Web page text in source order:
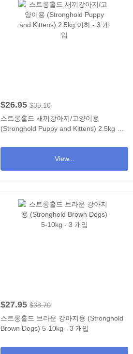
$26.95 $35.10
스트롱홀드 새끼강아지/고양이용
(Stronghold Puppy and Kittens) 2.5kg 이
View...
$27.95 $38.70
스트롱홀드 브라운 강아지용 (Stronghold
Brown Dogs) 5-10kg - 3 개입